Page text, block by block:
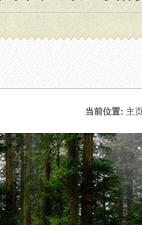
当前位置: 主